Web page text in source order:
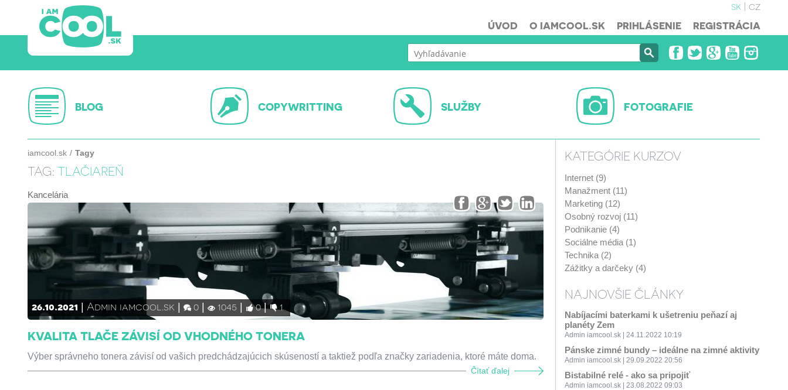
sk
cz
ÚVOD
O IAMCOOL.SK PRIHLÁSENIE REGISTRÁCIA
BLOG COPYWRITTING SLUŽBY FOTOGRAFIE
iamcool.sk Tagy
TAG:TLAČIAREŇ
Kancelária
26.10.2021 Admin iamcool.sk 0 1045 0 1
KVALITA TLAČE ZÁVISÍ OD VHODNÉHO TONERA
Výber správneho tonera závisí od vašich predchádzajúcich skúseností a taktiež podľa značky zariadenia, ktoré máte doma.
Čítať ďalej
KATEGÓRIE KURZOV
Internet (9)
Manažment (11)
Marketing (12)
Osobný rozvoj (11)
Podnikanie (4)
Sociálne média (1)
Technika (2)
Zážitky a darčeky (4)
NAJNOVŠIE ČLÁNKY
Nabíjacími baterkami k ušetreniu peňazí aj
planéty Zem
Admin iamcool.sk | 24.11.2022 10:19
Pánske zimné bundy – ideálne na zimné aktivity
Admin iamcool.sk | 29.09.2022 20:56
Bistabilné relé - ako sa pripojiť
Admin iamcool.sk | 23.08.2022 09:03